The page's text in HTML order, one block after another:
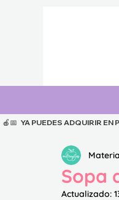
🍎📅   YA PUEDES
Sopa
Actualizado: